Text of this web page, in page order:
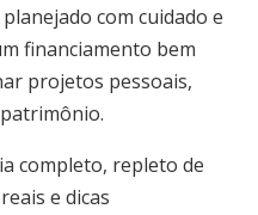
com cuidado e
financiamento bem
projetos pessoais,
completo, repleto de
e dicas